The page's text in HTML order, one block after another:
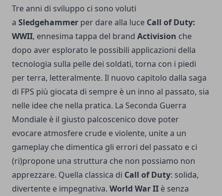
Tre anni di sviluppo ci sono voluti
a Sledgehammer per dare alla luce Call of Duty:
WWII, ennesima tappa del brand Activision che
dopo aver esplorato le possibili applicazioni della
tecnologia sulla pelle dei soldati, torna con i piedi
per terra, letteralmente. Il nuovo capitolo dalla saga
di FPS più giocata di sempre è un inno al passato, sia
nelle idee che nella pratica. La Seconda Guerra
Mondiale è il giusto palcoscenico dove poter
evocare atmosfere crude e violente, unite a un
gameplay che dimentica gli errori del passato e ci
(ri)propone una struttura che non possiamo non
apprezzare. Quella classica di Call of Duty: solida,
divertente e impegnativa. World War II è senza